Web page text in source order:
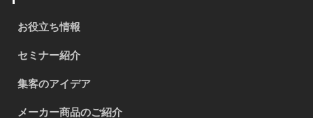
お役立ち情報
セミナー紹介
集客のアイデア
メーカー商品のご紹介